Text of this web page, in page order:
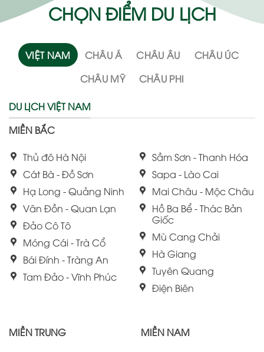
CHỌN ĐIỂM DU LỊCH
VIỆT NAM CHÂU Á CHÂU ÂU
CHÂU ÚC
CHÂU MỸ
CHÂU PHI
DU LỊCH VIỆT NAM
MIỀN BẮC
Thủ đô Hà Nội
Cát Bà - Đồ Sơn
Hạ Long - Quảng Ninh
Vân Đồn - Quan Lạn
Đảo Cô Tô
Móng Cái - Trà Cổ
Bái Đính - Tràng An
Tam Đảo - Vĩnh Phúc
Sầm Sơn - Thanh Hóa
Sapa - Lào Cai
Mai Châu - Mộc Châu
Hồ Ba Bể - Thác Bản
Giốc
Mù Cang Chải
Hà Giang
Tuyên Quang
Điện Biên
MIỀN TRUNG MIỀN NAM